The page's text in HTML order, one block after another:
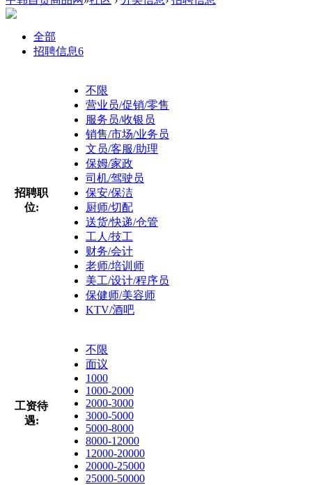
全部
招聘信息6
招聘职
位:
不限
营业员/促销/零售
服务员/收银员
销售/市场/业务员
文员/客服/助理
保姆/家政
司机/驾驶员
保安/保洁
厨师/切配
送货/快递/仓管
工人/技工
财务/会计
老师/培训师
美工/设计/程序员
保健师/美容师
KTV/酒吧
工资待
遇:
不限
面议
1000
1000-2000
2000-3000
3000-5000
5000-8000
8000-12000
12000-20000
20000-25000
25000-50000